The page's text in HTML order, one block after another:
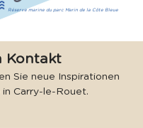
Réserve marine du parc Marin de la Côte Bleue
Kontakt
Sie neue Inspirationen
in Carry-le-Rouet.